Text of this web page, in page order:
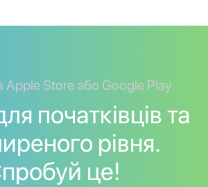
Apple Store або Google Play
початківців та
рівня.
це!